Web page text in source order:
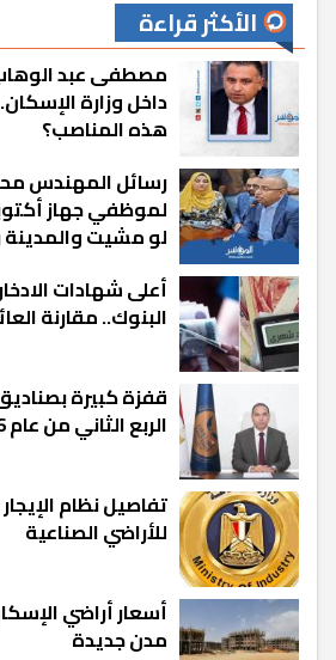
الأكثر قراءة
مصطفى عبد الوهاب
داخل وزارة
هذه المناصب؟
رسائل المهندس
لموظفي جهاز
لو مشيت
أعلى شهادات
البنوك.. مقارنة
قفزة كبيرة
الربع الثاني من عام 2026
تفاصيل نظام
للأراضي الصناعية
مدن جديدة